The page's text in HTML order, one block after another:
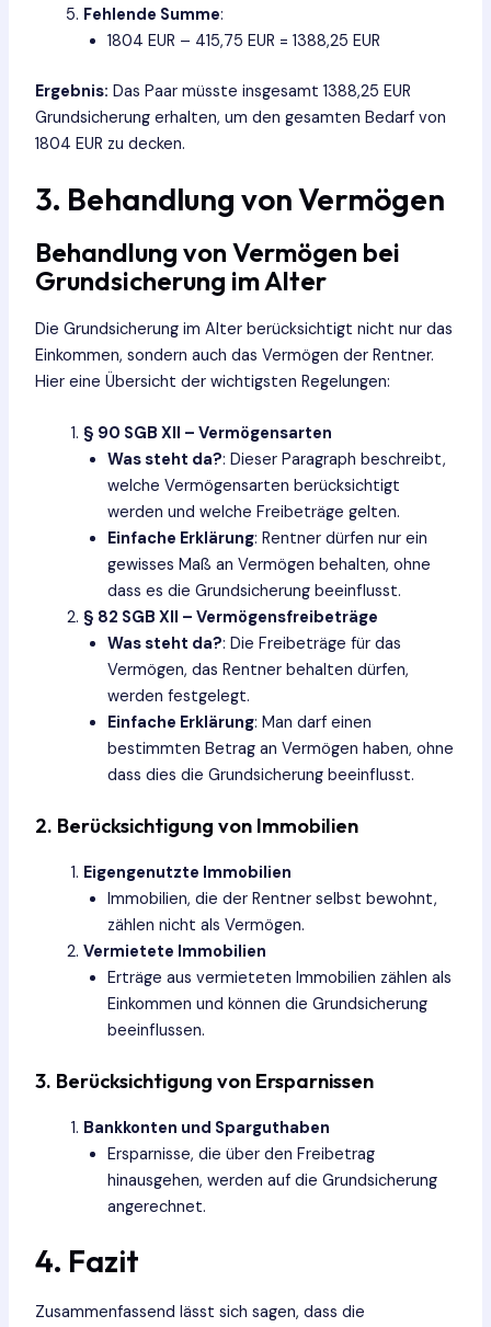
Fehlende Summe:
1804 EUR – 415,75 EUR = 1388,25 EUR
Ergebnis: Das Paar müsste insgesamt 1388,25 EUR
Grundsicherung erhalten, um den gesamten Bedarf von
1804 EUR zu decken.
3. Behandlung von Vermögen
Behandlung von Vermögen bei
Grundsicherung im Alter
Die Grundsicherung im Alter berücksichtigt nicht nur das
Einkommen, sondern auch das Vermögen der Rentner.
Hier eine Übersicht der wichtigsten Regelungen:
§ 90 SGB XII – Vermögensarten
Was steht da?: Dieser Paragraph beschreibt,
welche Vermögensarten berücksichtigt
werden und welche Freibeträge gelten.
Einfache Erklärung: Rentner dürfen nur ein
gewisses Maß an Vermögen behalten, ohne
dass es die Grundsicherung beeinflusst.
§ 82 SGB XII – Vermögensfreibeträge
Was steht da?: Die Freibeträge für das
Vermögen, das Rentner behalten dürfen,
werden festgelegt.
Einfache Erklärung: Man darf einen
bestimmten Betrag an Vermögen haben, ohne
dass dies die Grundsicherung beeinflusst.
2. Berücksichtigung von Immobilien
Eigengenutzte Immobilien
Immobilien, die der Rentner selbst bewohnt,
zählen nicht als Vermögen.
Vermietete Immobilien
Erträge aus vermieteten Immobilien zählen als
Einkommen und können die Grundsicherung
beeinflussen.
3. Berücksichtigung von Ersparnissen
Bankkonten und Sparguthaben
Ersparnisse, die über den Freibetrag
hinausgehen, werden auf die Grundsicherung
angerechnet.
4. Fazit
Zusammenfassend lässt sich sagen, dass die